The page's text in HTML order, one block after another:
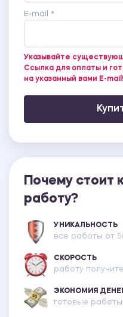
E-mail *
Указывайте
Ссылка для оплаты и
на указанный вами E-mail!
Почему стоит
работу?
УНИКАЛЬНОСТЬ
все работы от
СКОРОСТЬ
работу
ЭКОНОМИЯ ДЕНЕГ
готовые